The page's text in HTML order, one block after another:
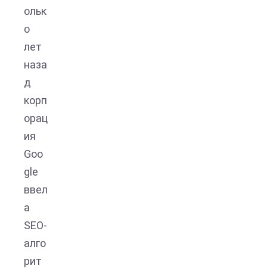
ольк
о
лет
наза
д
корп
орац
ия
Goo
gle
ввел
а
SEO-
алго
рит